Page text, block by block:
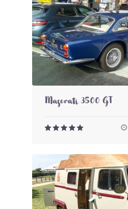
Maserati 3500 GT